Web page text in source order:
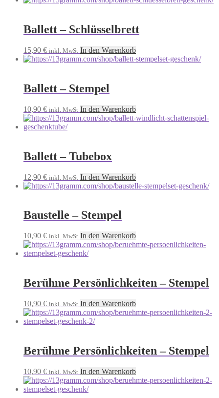
Ballett – Schlüsselbrett
15,90 € inkl. MwSt In den Warenkorb
Ballett – Stempel
10,90 € inkl. MwSt In den Warenkorb
Ballett – Tubebox
12,90 € inkl. MwSt In den Warenkorb
Baustelle – Stempel
10,90 € inkl. MwSt In den Warenkorb
Berühme Persönlichkeiten – Stempel
10,90 € inkl. MwSt In den Warenkorb
Berühme Persönlichkeiten – Stempel
10,90 € inkl. MwSt In den Warenkorb